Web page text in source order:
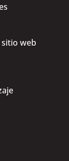
web